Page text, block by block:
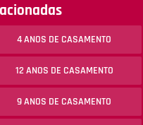
4 ANOS DE CASAMENTO
12 ANOS DE CASAMENTO
9 ANOS DE CASAMENTO